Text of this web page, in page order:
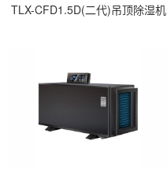
TLX-CFD1.5D(二代)吊顶除湿机